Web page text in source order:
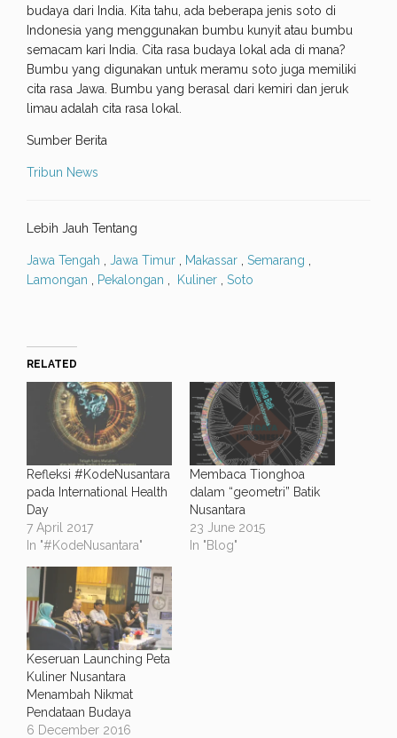
budaya dari India. Kita tahu, ada beberapa jenis soto di
Indonesia yang menggunakan bumbu kunyit atau bumbu
semacam kari India. Cita rasa budaya lokal ada di mana?
Bumbu yang digunakan untuk meramu soto juga memiliki
cita rasa Jawa. Bumbu yang berasal dari kemiri dan jeruk
limau adalah cita rasa lokal.
Sumber Berita
Tribun News
Lebih Jauh Tentang
Jawa Tengah Jawa Timur Makassar Semarang
Lamongan
Pekalongan Kuliner Soto
RELATED
Refleksi #KodeNusantara
pada International Health
Day
7 April 2017
In "#KodeNusantara"
Membaca Tionghoa
dalam “geometri” Batik
Nusantara
23 June 2015
In "Blog"
Keseruan Launching Peta
Kuliner Nusantara
Menambah Nikmat
Pendataan Budaya
6 December 2016